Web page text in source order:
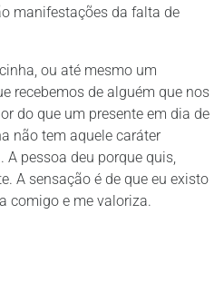
manifestações da falta de
ou até mesmo um
recebemos de alguém que nos
do que um presente em dia de
não tem aquele caráter
pessoa deu porque quis,
A sensação é de que eu existo
comigo e me valoriza.